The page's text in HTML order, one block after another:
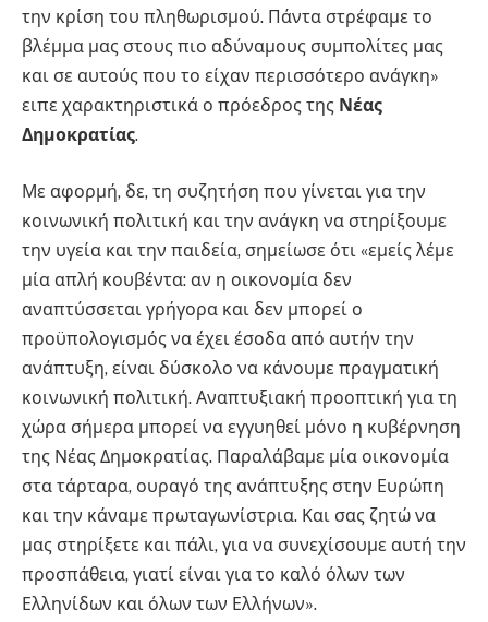
την κρίση του πληθωρισμού. Πάντα στρέφαμε το
βλέμμα μας στους πιο αδύναμους συμπολίτες μας
και σε αυτούς που το είχαν περισσότερο ανάγκη»
ειπε χαρακτηριστικά ο πρόεδρος της Νέας
Δημοκρατίας.
Με αφορμή, δε, τη συζητήση που γίνεται για την
κοινωνική πολιτική και την ανάγκη να στηρίξουμε
την υγεία και την παιδεία, σημείωσε ότι «εμείς λέμε
μία απλή κουβέντα: αν η οικονομία δεν
αναπτύσσεται γρήγορα και δεν μπορεί ο
προϋπολογισμός να έχει έσοδα από αυτήν την
ανάπτυξη, είναι δύσκολο να κάνουμε πραγματική
κοινωνική πολιτική. Αναπτυξιακή προοπτική για τη
χώρα σήμερα μπορεί να εγγυηθεί μόνο η κυβέρνηση
της Νέας Δημοκρατίας. Παραλάβαμε μία οικονομία
στα τάρταρα, ουραγό της ανάπτυξης στην Ευρώπη
και την κάναμε πρωταγωνίστρια. Και σας ζητώ να
μας στηρίξετε και πάλι, για να συνεχίσουμε αυτή την
προσπάθεια, γιατί είναι για το καλό όλων των
Ελληνίδων και όλων των Ελλήνων».